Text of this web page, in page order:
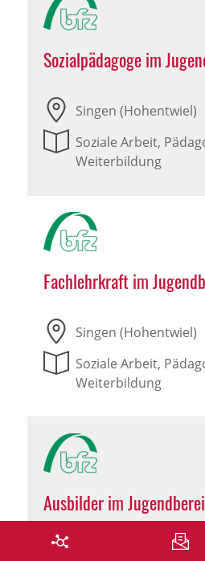
Sozialpädagoge im
Singen (Hohentwiel)
Soziale Arbeit,
Weiterbildung
Fachlehrkraft im
Singen (Hohentwiel)
Soziale Arbeit,
Weiterbildung
Ausbilder im
Singen (Hohentwiel)